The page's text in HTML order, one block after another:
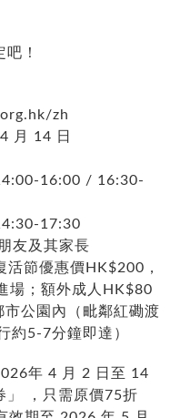
！
zh
月 14 日
16:00 / 16:30-
17:30
友及其家長
節優惠價HK$200，
場；額外成人HK$80
市公園內（毗鄰紅磡渡
約5-7分鐘即達）
年 4 月 2 日至 14
」 ，只需原價75折